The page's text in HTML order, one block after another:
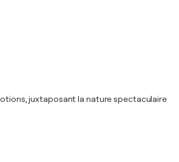
juxtaposant la nature spectaculaire